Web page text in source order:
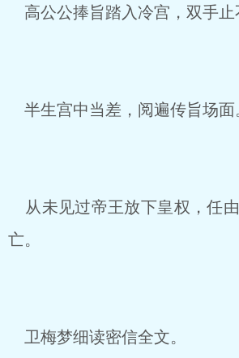
高公公捧旨踏入冷宫，双手止
半生宫中当差，阅遍传旨场面
从未见过帝王放下皇权，任
亡。
卫梅梦细读密信全文。